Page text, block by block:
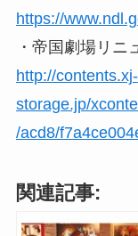
https://
・帝国劇場リニ
http://contents.xj-
storage.jp/
/acd8/
関連記事: